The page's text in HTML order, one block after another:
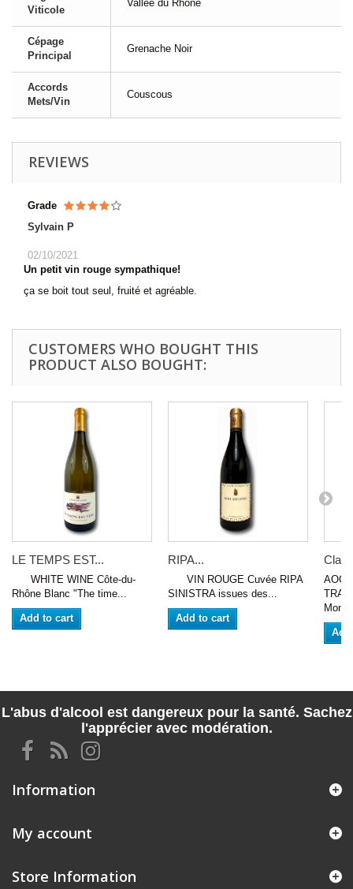
Viticole
Vallée du Rhône
Cépage
Principal
Grenache Noir
Accords
Mets/Vin
Couscous
REVIEWS
Grade
Sylvain P
02/10/2021
Un petit vin rouge sympathique!
ça se boit tout seul, fruité et agréable.
CUSTOMERS WHO BOUGHT THIS
PRODUCT ALSO BOUGHT:
LE TEMPS EST...
WHITE WINE Côte-du-
Rhône Blanc "The time...
Add to cart
RIPA...
VIN ROUGE Cuvée RIPA
SINISTRA issues des...
Add to cart
AOC
L'abus d'alcool est dangereux pour la santé. Sachez
l'apprécier avec modération.
Information
My account
Store Information